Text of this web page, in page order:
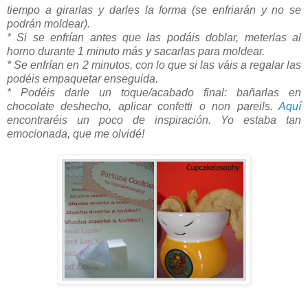
tiempo a girarlas y darles la forma (se enfriarán y no se
podrán moldear).
* Si se enfrían antes que las podáis doblar, meterlas al
horno durante 1 minuto más y sacarlas para moldear.
* Se enfrían en 2 minutos, con lo que si las váis a regalar las
podéis empaquetar enseguida.
* Podéis darle un toque/acabado final: bañarlas en
chocolate deshecho, aplicar confetti o non pareils. Aquí
encontraréis un poco de inspiración. Yo estaba tan
emocionada, que me olvidé!